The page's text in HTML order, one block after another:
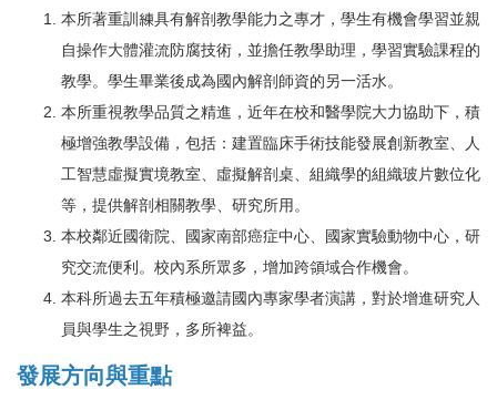
本所著重訓練具有解剖教學能力之專才，學生有機會學習並親
自操作大體灌流防腐技術，並擔任教學助理，學習實驗課程的
教學。學生畢業後成為國內解剖師資的另一活水。
本所重視教學品質之精進，近年在校和醫學院大力協助下，積
極增強教學設備，包括：建置臨床手術技能發展創新教室、人
工智慧虛擬實境教室、虛擬解剖桌、組織學的組織玻片數位化
等，提供解剖相關教學、研究所用。
本校鄰近國衛院、國家南部癌症中心、國家實驗動物中心，研
究交流便利。校內系所眾多，增加跨領域合作機會。
本科所過去五年積極邀請國內專家學者演講，對於增進研究人
員與學生之視野，多所裨益。
發展方向與重點